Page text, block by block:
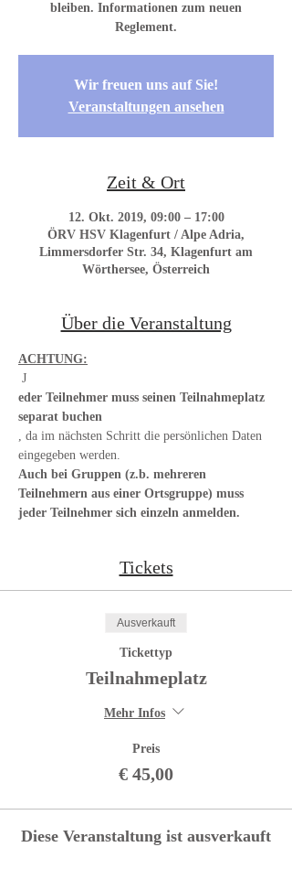
bleiben. Informationen zum neuen
Reglement.
Wir freuen uns auf Sie!
Veranstaltungen ansehen
Zeit & Ort
12. Okt. 2019, 09:00 – 17:00
ÖRV HSV Klagenfurt / Alpe Adria,
Limmersdorfer Str. 34, Klagenfurt am
Wörthersee, Österreich
Über die Veranstaltung
ACHTUNG:
J
eder Teilnehmer muss seinen Teilnahmeplatz
separat buchen
, da im nächsten Schritt die persönlichen Daten
eingegeben werden.
Auch bei Gruppen (z.b. mehreren
Teilnehmern aus einer Ortsgruppe) muss
jeder Teilnehmer sich einzeln anmelden.
Tickets
Ausverkauft
Tickettyp
Teilnahmeplatz
Mehr Infos
Preis
€ 45,00
Diese Veranstaltung ist ausverkauft